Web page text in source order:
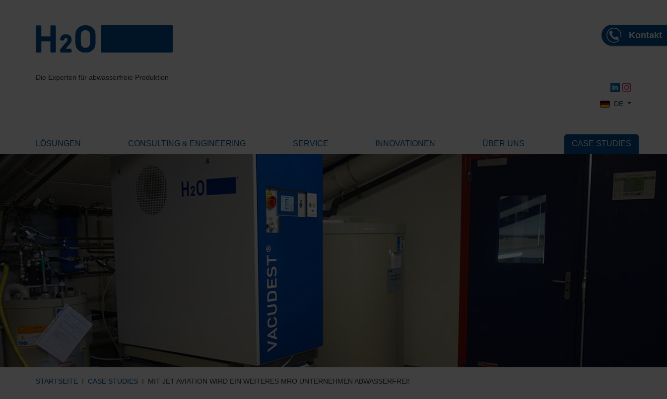
Kontakt
Die Experten für abwasserfreie Produktion
Sprache auswählen
DE
LÖSUNGEN CONSULTING & ENGINEERING SERVICE INNOVATIONEN ÜBER UNS CASE STUDIES
STARTSEITE CASE STUDIES MIT JET AVIATION WIRD EIN WEITERES MRO UNTERNEHMEN ABWASSERFREI!